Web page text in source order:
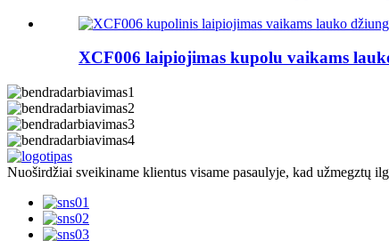
XCF006 laipiojimas kupolu vaikams
Nuoširdžiai sveikiname klientus visame pasaulyje, kad užmegztų